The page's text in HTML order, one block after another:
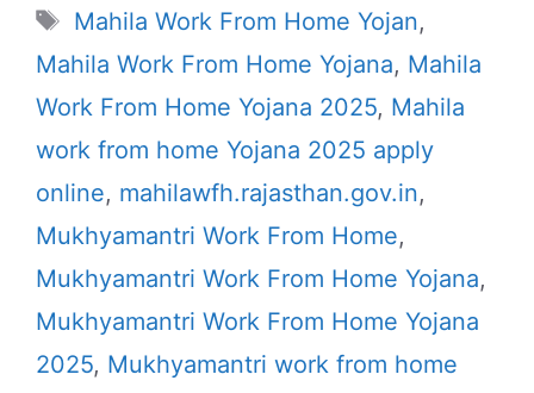
Tags
Mahila Work From Home Yojan,
Mahila Work From Home Yojana, Mahila
Work From Home Yojana 2025, Mahila
work from home Yojana 2025 apply
online, mahilawfh.rajasthan.gov.in,
Mukhyamantri Work From Home,
Mukhyamantri Work From Home Yojana,
Mukhyamantri Work From Home Yojana
2025, Mukhyamantri work from home